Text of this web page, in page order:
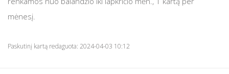
mėnesį.
Paskutinį kartą redaguota: 2024-04-03 10:12